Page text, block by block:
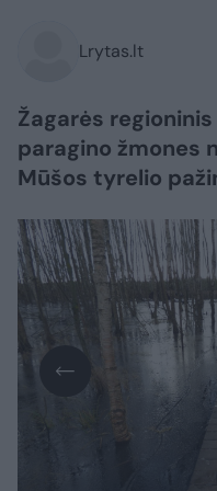
Lrytas.lt
Žagarės
paragino žmones
Mūšos tyrelio